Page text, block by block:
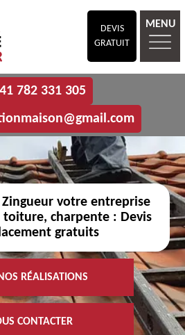
DEVIS
GRATUIT
MENU
782 331 305
votre entreprise
toiture, charpente : Devis
gratuits
RÉALISATIONS
CONTACTER